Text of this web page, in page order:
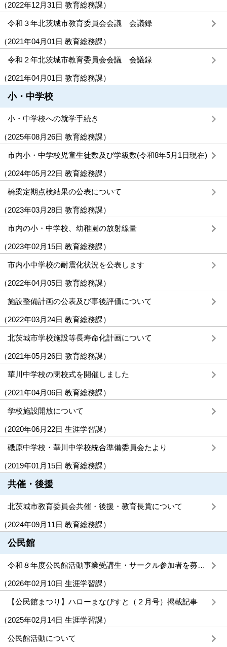
（2022年12月31日 教育総務課）
令和３年北茨城市教育委員会会議 会議録
（2021年04月01日 教育総務課）
令和２年北茨城市教育委員会会議 会議録
（2021年04月01日 教育総務課）
小・中学校
小・中学校への就学手続き
（2025年08月26日 教育総務課）
市内小・中学校児童生徒数及び学級数(令和8年5月1日現在)
（2024年05月22日 教育総務課）
橋梁定期点検結果の公表について
（2023年03月28日 教育総務課）
市内の小・中学校、幼稚園の放射線量
（2023年02月15日 教育総務課）
市内小中学校の耐震化状況を公表します
（2022年04月05日 教育総務課）
施設整備計画の公表及び事後評価について
（2022年03月24日 教育総務課）
北茨城市学校施設等長寿命化計画について
（2021年05月26日 教育総務課）
華川中学校の閉校式を開催しました
（2021年04月06日 教育総務課）
学校施設開放について
（2020年06月22日 生涯学習課）
磯原中学校・華川中学校統合準備委員会たより
（2019年01月15日 教育総務課）
共催・後援
北茨城市教育委員会共催・後援・教育長賞について
（2024年09月11日 教育総務課）
公民館
令和８年度公民館活動事業受講生・サークル参加者を募集します！
（2026年02月10日 生涯学習課）
【公民館まつり】ハローまなびすと（２月号）掲載記事
（2025年02月14日 生涯学習課）
公民館活動について